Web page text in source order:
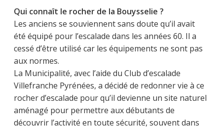
Qui connaît le rocher de la Bouysselie ?
Les anciens se souviennent sans doute qu’il avait
été équipé pour l’escalade dans les années 60. Il a
cessé d’être utilisé car les équipements ne sont pas
aux normes.
La Municipalité, avec l’aide du Club d’escalade
Villefranche Pyrénées, a décidé de redonner vie à ce
rocher d’escalade pour qu’il devienne un site naturel
aménagé pour permettre aux débutants de
découvrir l’activité en toute sécurité, souvent dans